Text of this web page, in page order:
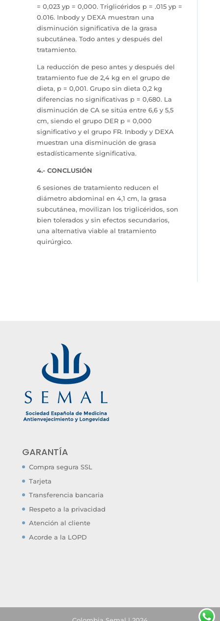
= 0,023 yp = 0,000. Triglicéridos p = .015 yp =
0.016. Inbody y DEXA muestran una
disminución significativa de la grasa
subcutánea. Todo antes y después del
tratamiento.
La reducción de peso antes y después del
tratamiento fue de 2,4 kg en el grupo de
dieta, p = 0,001. Grupo sin dieta 0,2 kg
diferencias no significativas p = 0,680. La
disminución de CA se sitúa entre 6,6 y 5,5
cm, siendo el grupo DER p = 0,000
significativo y el grupo FR. Inbody y DEXA
muestran una disminución de grasa
estadísticamente significativa.
4.- CONCLUSIÓN
6 sesiones de tratamiento reducen el
diámetro abdominal en 4,1 cm, la grasa
subcutánea, movilizan los triglicéridos, son
bien tolerados y sin efectos secundarios,
una alternativa viable al tratamiento
quirúrgico.
GARANTÍA
Compra segura SSL
Tarjeta
Transferencia bancaria
Respeto a la privacidad
Atención al cliente
Acorde a la LOPD